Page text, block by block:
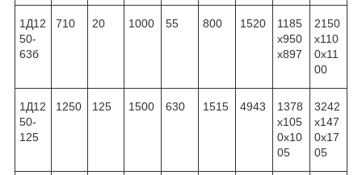
1Д12
50-
63б
710 20 1000 55 800 1520
1185
x950
x897
2150
x110
0x11
00
1Д12
50-
125
1250 125 1500 630 1515 4943
1378
x105
0x10
05
3242
x147
0x17
05